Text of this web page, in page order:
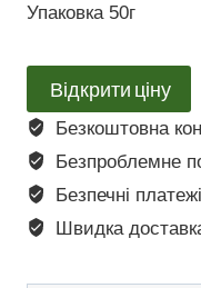
Упаковка 50г
Відкрити ціну
Безкоштовна
Безпроблемне
Безпечні платежі
Швидка